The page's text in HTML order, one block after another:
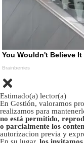
Estimado(a) lector(a)
En Gestión, valoramos
realizamos para
no está permitido,
o parcialmente los
autorizacion previa y